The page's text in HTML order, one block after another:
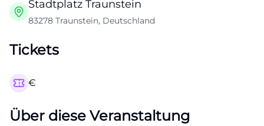
Stadtplatz Traunstein
83278 Traunstein, Deutschland
Tickets
€
Über diese Veranstaltung